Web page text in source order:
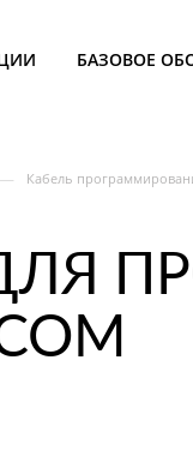
БАЗОВОЕ
— Кабель